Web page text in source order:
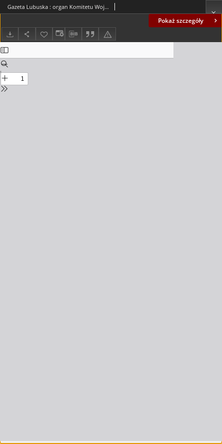
Pokaż szczegóły
Gazeta Lubuska : organ Komitetu Wojewódzkiego Polskiej Zjednoczonej Partii Robotniczej R. II Nr 270 (4 października 1949). - Wyd. ABCD